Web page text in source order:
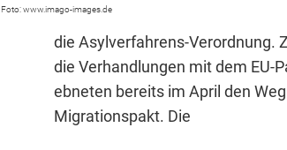
www.imago-images.de
die Asylverfahrens-Verordnung.
die Verhandlungen mit dem EU-
ebneten bereits im April den
Migrationspakt. Die